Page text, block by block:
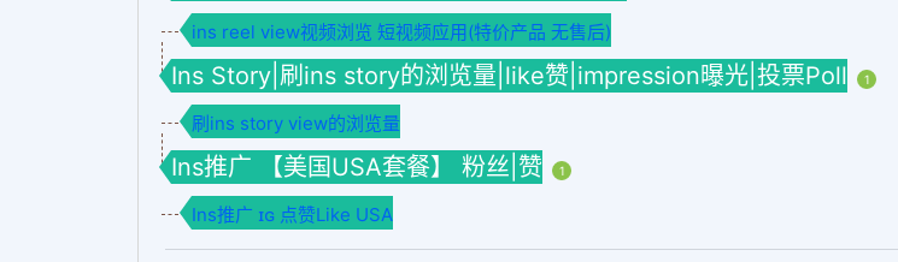
ins reel view视频浏览 短视频应用(特价产品 无售后)
Ins Story|刷ins story的浏览量|like赞|impression曝光|投票Poll 1
刷ins story view的浏览量
Ins推广 【美国USA套餐】 粉丝|赞 1
Ins推广 ɪɢ 点赞Like USA